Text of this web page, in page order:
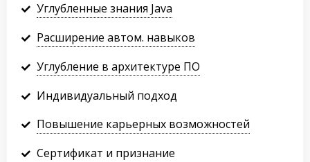
Углубленные знания Java
Расширение автом. навыков
Углубление в архитектуре ПО
Индивидуальный подход
Повышение карьерных возможностей
Сертификат и признание